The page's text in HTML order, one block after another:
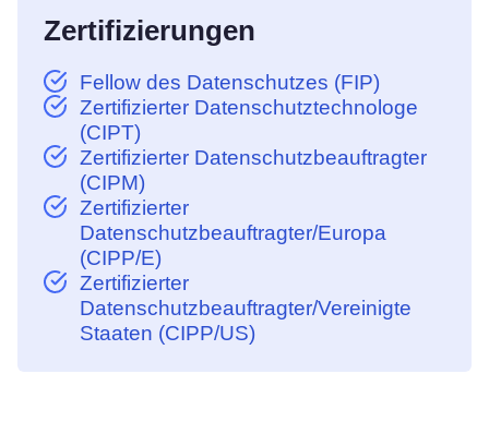
Zertifizierungen
Fellow des Datenschutzes (FIP)
Zertifizierter Datenschutztechnologe
(CIPT)
Zertifizierter Datenschutzbeauftragter
(CIPM)
Zertifizierter
Datenschutzbeauftragter/Europa
(CIPP/E)
Zertifizierter
Datenschutzbeauftragter/Vereinigte
Staaten (CIPP/US)